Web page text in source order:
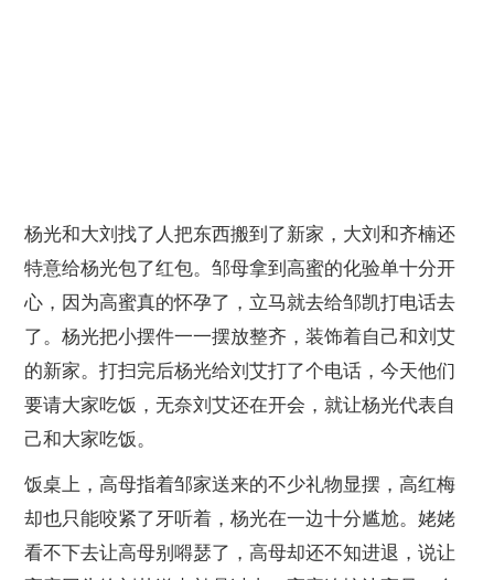
杨光和大刘找了人把东西搬到了新家，大刘和齐楠还
特意给杨光包了红包。邹母拿到高蜜的化验单十分开
心，因为高蜜真的怀孕了，立马就去给邹凯打电话去
了。杨光把小摆件一一摆放整齐，装饰着自己和刘艾
的新家。打扫完后杨光给刘艾打了个电话，今天他们
要请大家吃饭，无奈刘艾还在开会，就让杨光代表自
己和大家吃饭。
饭桌上，高母指着邹家送来的不少礼物显摆，高红梅
却也只能咬紧了牙听着，杨光在一边十分尴尬。姥姥
看不下去让高母别嘚瑟了，高母却还不知进退，说让